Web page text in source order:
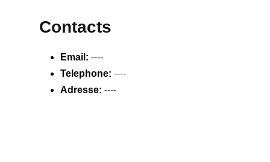
Contacts
Email: ----
Telephone: ----
Adresse: ----